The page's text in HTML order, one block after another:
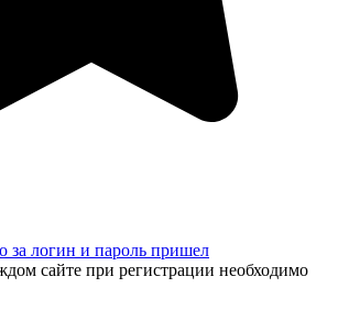
за логин и пароль пришел
сайте при регистрации необходимо